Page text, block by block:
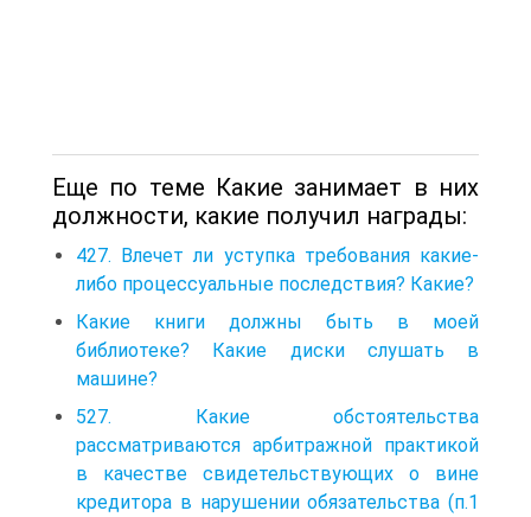
Еще по теме Какие занимает в них
должности, какие получил награды:
427. Влечет ли уступка требования какие-
либо процессуальные последствия? Какие?
Какие книги должны быть в моей
библиотеке? Какие диски слушать в
машине?
527. Какие обстоятельства
рассматриваются арбитражной практикой
в качестве свидетельствующих о вине
кредитора в нарушении обязательства (п.1